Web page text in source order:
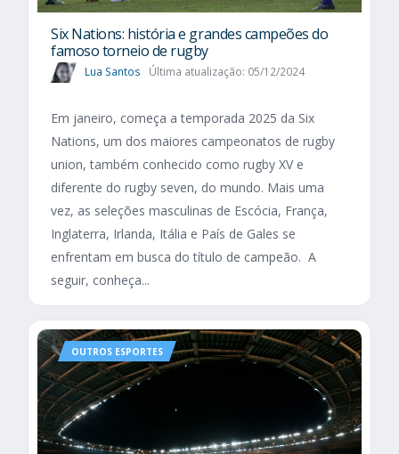
Six Nations​: história e grandes campeões do
famoso torneio de rugby
Lua Santos Última atualização: 05/12/2024
Em janeiro, começa a temporada 2025 da Six
Nations, um dos maiores campeonatos de rugby
union, também conhecido como rugby XV e
diferente do rugby seven, do mundo. Mais uma
vez, as seleções masculinas de Escócia, França,
Inglaterra, Irlanda, Itália e País de Gales se
enfrentam em busca do título de campeão. A
seguir, conheça...
OUTROS ESPORTES